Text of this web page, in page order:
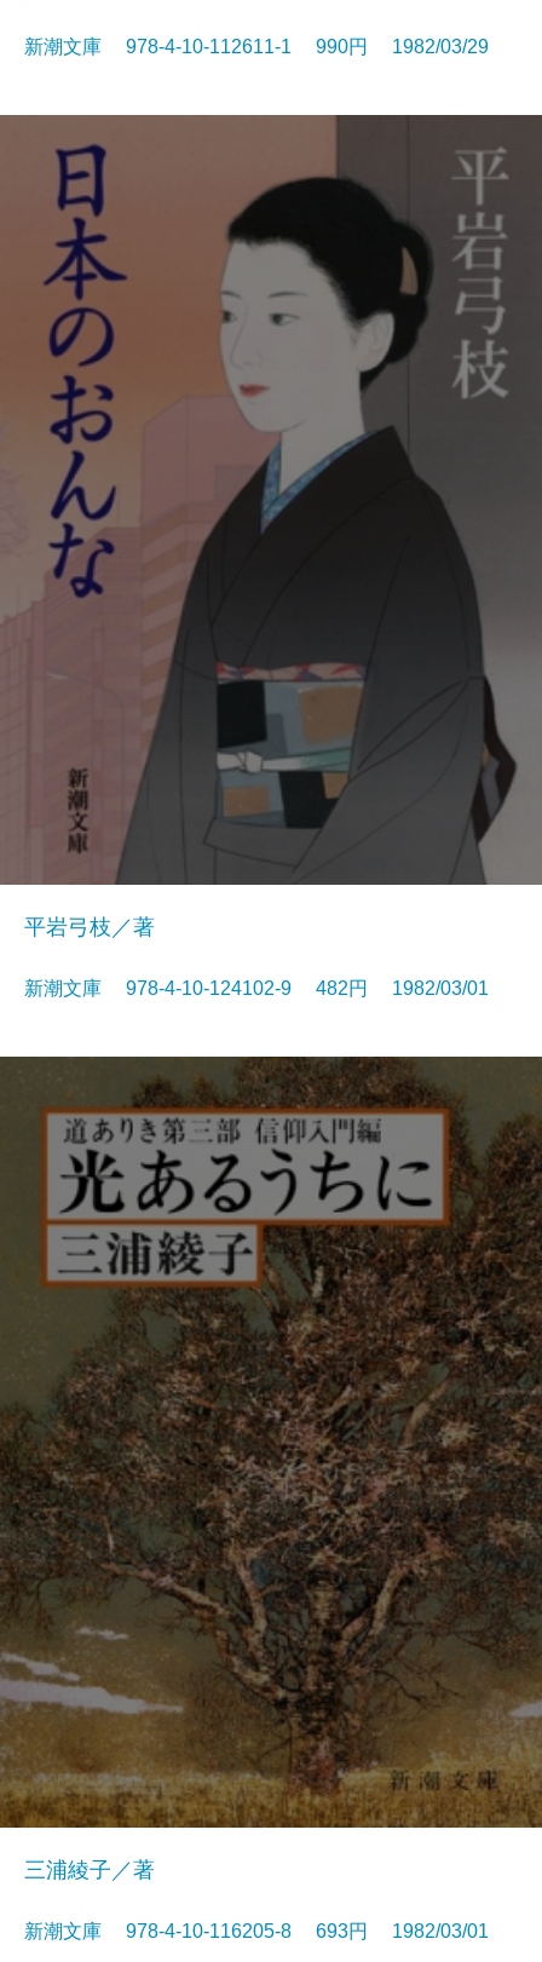
新潮文庫 978-4-10-112611-1 990円 1982/03/29
平岩弓枝／著
新潮文庫 978-4-10-124102-9 482円 1982/03/01
三浦綾子／著
新潮文庫 978-4-10-116205-8 693円 1982/03/01